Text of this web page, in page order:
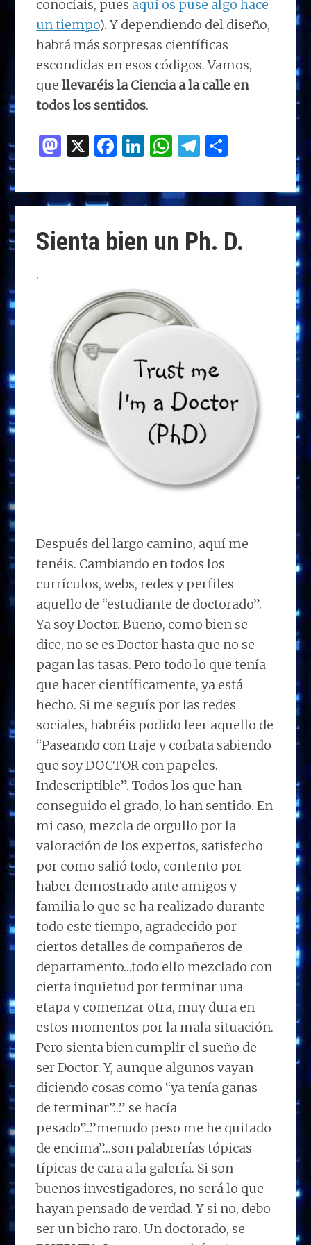
conocíais, pues aquí os puse algo hace
un tiempo). Y dependiendo del diseño,
habrá más sorpresas científicas
escondidas en esos códigos. Vamos,
quellevaréis la Ciencia a la calle en
todos los sentidos.
M
to
d
o
n
X F
ce
b
o
o
Li
k
e
dI
n
W
at
s
A
p
T
e
g
ra
m
m
p
ar
ti
Sienta bien un Ph. D.
.
Después del largo camino, aquí me
tenéis. Cambiando en todos los
currículos, webs, redes y perfiles
aquello de “estudiante de doctorado”.
Ya soy Doctor. Bueno, como bien se
dice, no se es Doctor hasta que no se
pagan las tasas. Pero todo lo que tenía
que hacer científicamente, ya está
hecho. Si me seguís por las redes
sociales, habréis podido leer aquello de
“Paseando con traje y corbata sabiendo
que soy DOCTOR con papeles.
Indescriptible”. Todos los que han
conseguido el grado, lo han sentido. En
mi caso, mezcla de orgullo por la
valoración de los expertos, satisfecho
por como salió todo, contento por
haber demostrado ante amigos y
familia lo que se ha realizado durante
todo este tiempo, agradecido por
ciertos detalles de compañeros de
departamento…todo ello mezclado con
cierta inquietud por terminar una
etapa y comenzar otra, muy dura en
estos momentos por la mala situación.
Pero sienta bien cumplir el sueño de
ser Doctor. Y, aunque algunos vayan
diciendo cosas como “ya tenía ganas
de terminar”…” se hacía
pesado”…”menudo peso me he quitado
de encima”…son palabrerías tópicas
típicas de cara a la galería. Si son
buenos investigadores, no será lo que
hayan pensado de verdad. Y si no, debo
ser un bicho raro. Un doctorado, se